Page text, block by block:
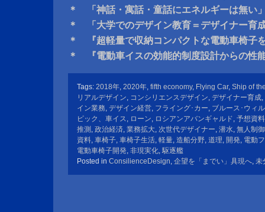
＊ 「神話・寓話・童話にエネルギーは無い
＊ 「大学でのデザイン教育＝デザイナー育
＊ 『超軽量で収納コンパクトな電動車椅子
＊ 『電動車イスの効能的制度設計からの性
Tags: 2018年, 2020年, fifth economy, Flying Car, Ship of
リアルデザイン, コンシリエンスデザイン, デザイナー育成,
イン業務, デザイン経営, フライング･カー, ブルース･ウィ
ピック、車イス, ローン, ロシアンアバンギャルド, 予想資料
推測 , 政治経済, 業務拡大, 次世代デザイナー, 潜水, 無人制
資料, 車椅子, 車椅子生活, 軽量, 造船分野, 道理, 開発, 電動
電動車椅子開発, 非現実化, 駆逐艦
Posted in ConsilienceDesign, 企望を「までい」具現へ, 未